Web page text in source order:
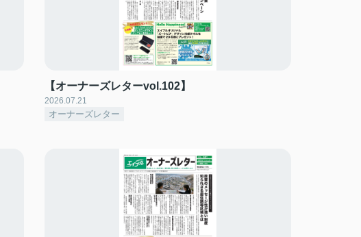
【オーナーズレターvol.102】
2026.07.21
オーナーズレター